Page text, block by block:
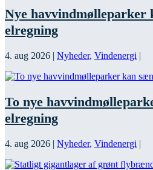
Nye havvindmølleparker
elregning
4. aug 2026 | Nyheder, Vindenergi |
To nye
elregning
4. aug 2026 | Nyheder, Vindenergi |